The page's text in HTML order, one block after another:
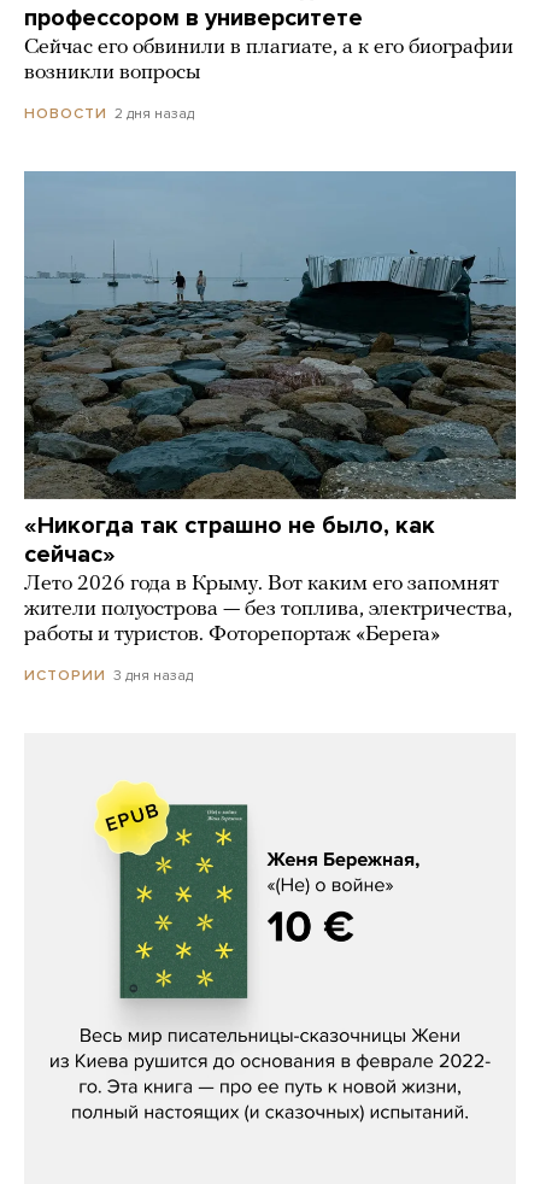
профессором в университете
Сейчас его обвинили в плагиате, а к его биографии
возникли вопросы
НОВОСТИ 2 дня назад
«Никогда так страшно не было, как
сейчас»
Лето 2026 года в Крыму. Вот каким его запомнят
жители полуострова — без топлива, электричества,
работы и туристов. Фоторепортаж «Берега»
ИСТОРИИ 3 дня назад
Женя Бережная, «(Не) о войне»